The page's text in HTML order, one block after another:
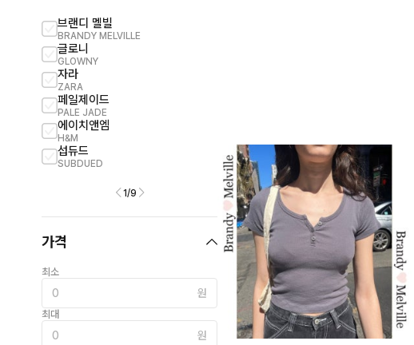
브랜디 멜빌
BRANDY MELVILLE
글로니
GLOWNY
자라
ZARA
페일제이드
PALE JADE
에이치앤엠
H&M
섭듀드
SUBDUED
아디다스
ADIDAS
1/9
가격
최소
원
최대
원